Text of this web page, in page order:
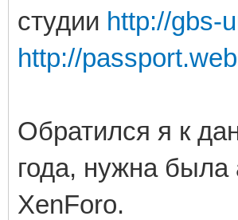
студии http://gbs-
http://
Обратился я к
года, нужна была
XenForo.